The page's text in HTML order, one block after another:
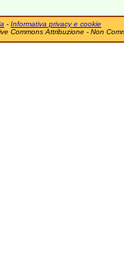
- Informativa privacy e cookie
Commons Attribuzione - Non